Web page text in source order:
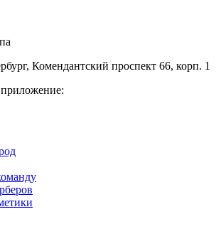
Комендантский проспект 66, корп. 1